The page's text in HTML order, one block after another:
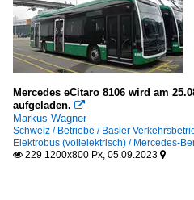
Mercedes eCitaro 8106 wird am
aufgeladen. 
Markus Wagner
Schweiz / Betriebe / Basler
Elektrobus (vollelektrisch) / Mercedes-
 229 1200x800 Px, 05.09.2023 